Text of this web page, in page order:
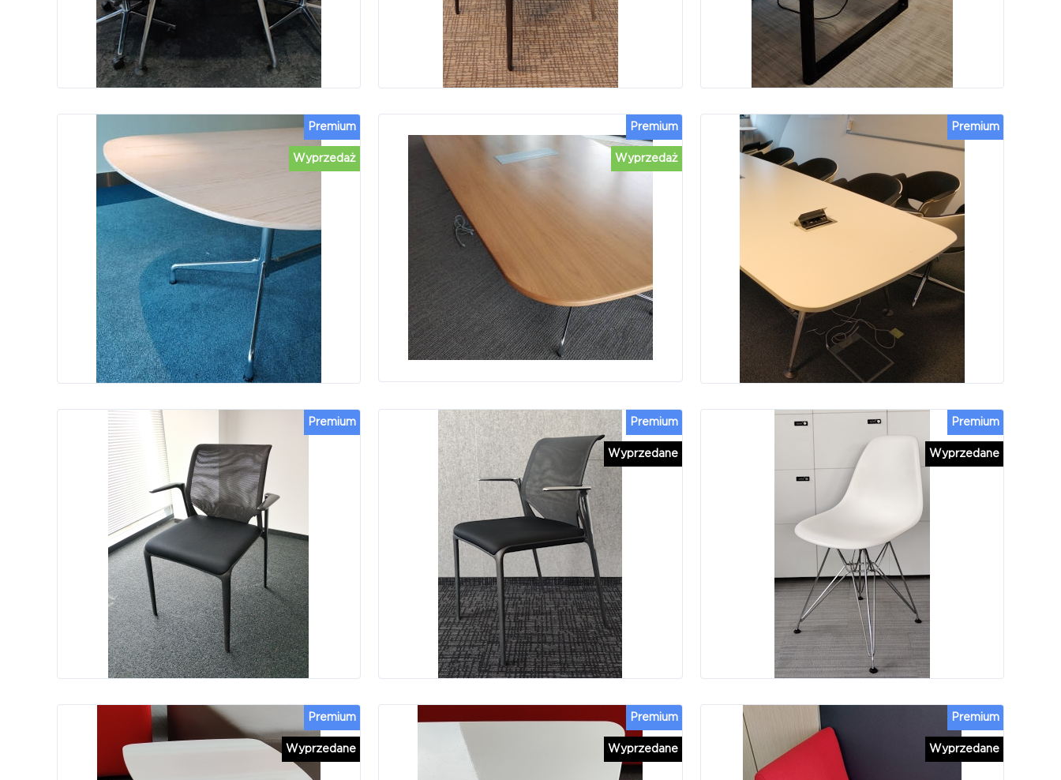
Wyprzedaż
Premium
Wyprzedaż
Premium Premium
Premium
Wyprzedane
Premium
Wyprzedane
Premium
Wyprzedane
Premium
Wyprzedane
Premium
Wyprzedane
Premium